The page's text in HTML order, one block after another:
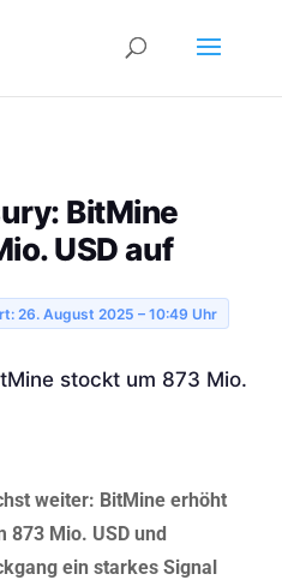
BitMine
USD auf
26. August 2025 – 10:49 Uhr
weiter: BitMine erhöht
873 Mio. USD und
ein starkes Signal